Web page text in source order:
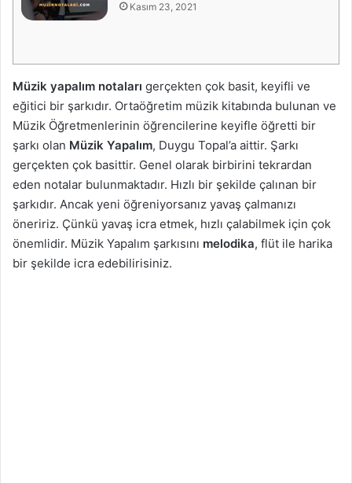
Kasım 23, 2021
Müzik yapalım notaları gerçekten çok basit, keyifli ve
eğitici bir şarkıdır. Ortaöğretim müzik kitabında bulunan ve
Müzik Öğretmenlerinin öğrencilerine keyifle öğretti bir
şarkı olan Müzik Yapalım, Duygu Topal’a aittir. Şarkı
gerçekten çok basittir. Genel olarak birbirini tekrardan
eden notalar bulunmaktadır. Hızlı bir şekilde çalınan bir
şarkıdır. Ancak yeni öğreniyorsanız yavaş çalmanızı
öneririz. Çünkü yavaş icra etmek, hızlı çalabilmek için çok
önemlidir. Müzik Yapalım şarkısını melodika, flüt ile harika
bir şekilde icra edebilirisiniz.